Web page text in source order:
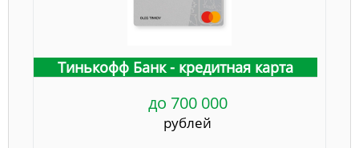
Тинькофф Банк - кредитная карта
до 700 000
рублей